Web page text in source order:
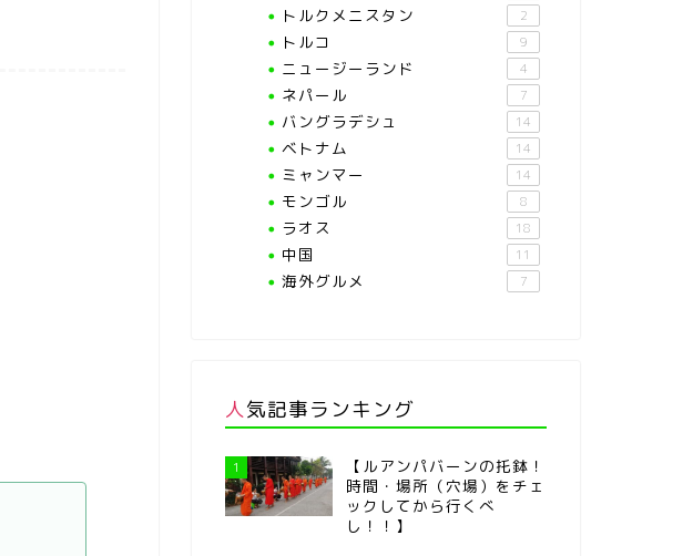
トルクメニスタン 2
トルコ 9
ニュージーランド 4
ネパール 7
バングラデシュ 14
ベトナム 14
ミャンマー 14
モンゴル 8
ラオス 18
中国 11
海外グルメ 7
人気記事ランキング
1
【ルアンパバーンの托鉢！
時間・場所（穴場）をチェ
ックしてから行くべ
し！！】